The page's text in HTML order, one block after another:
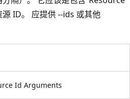
ID。 应提供 --ids 或其他
Id Arguments